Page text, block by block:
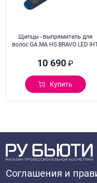
Щипцы - выпрямитель для
волос GA.MA HS BRAVO LED
10 690 ₽
Купить
Соглашения и